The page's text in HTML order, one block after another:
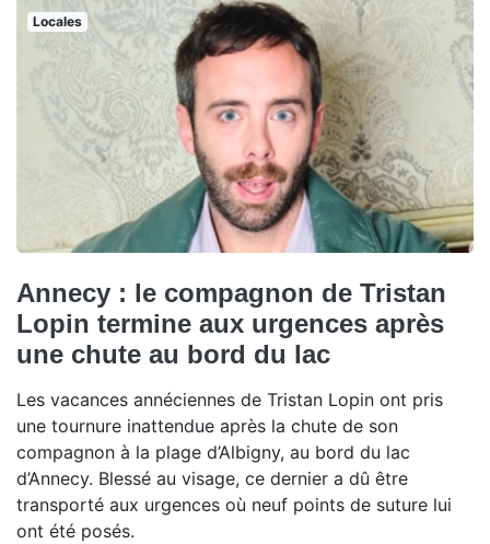
Locales
Annecy : le compagnon de Tristan
Lopin termine aux urgences après
une chute au bord du lac
Les vacances annéciennes de Tristan Lopin ont pris
une tournure inattendue après la chute de son
compagnon à la plage d’Albigny, au bord du lac
d’Annecy. Blessé au visage, ce dernier a dû être
transporté aux urgences où neuf points de suture lui
ont été posés.